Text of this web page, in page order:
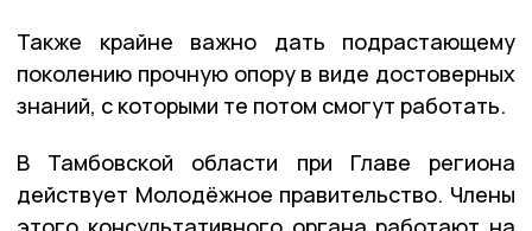
Также крайне важно дать подрастающему
поколению прочную опору в виде достоверных
знаний, с которыми те потом смогут работать.
В Тамбовской области при Главе региона
действует Молодёжное правительство. Члены